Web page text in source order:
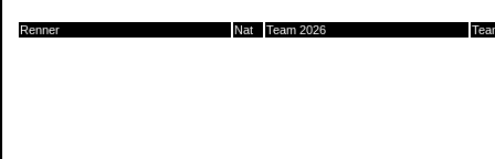
Renner Nat Team 2026